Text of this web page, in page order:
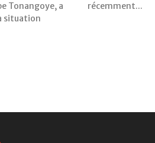
Tonangoye, a
situation
récemment...